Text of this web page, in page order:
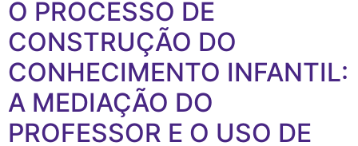
O PROCESSO DE
CONSTRUÇÃO DO
CONHECIMENTO INFANTIL:
A MEDIAÇÃO DO
PROFESSOR E O USO DE